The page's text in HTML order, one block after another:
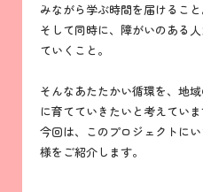
みながら学ぶ時間を届けること
そして同時に、障がいのある
ていくこと。
そんなあたたかい循環を、地
に育てていきたいと考えていま
今回は、このプロジェクトに
様をご紹介します。